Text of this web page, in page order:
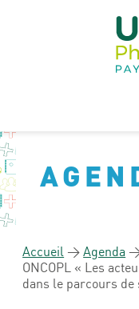
Accueil >Agenda
ONCOPL « Les
dans le parcours de